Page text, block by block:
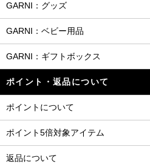
GARNI：グッズ
GARNI：ベビー用品
GARNI：ギフトボックス
ポイント・返品について
ポイントについて
ポイント5倍対象アイテム
返品について